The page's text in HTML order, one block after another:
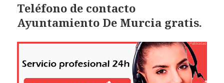
Teléfono de contacto
Ayuntamiento De Murcia gratis.